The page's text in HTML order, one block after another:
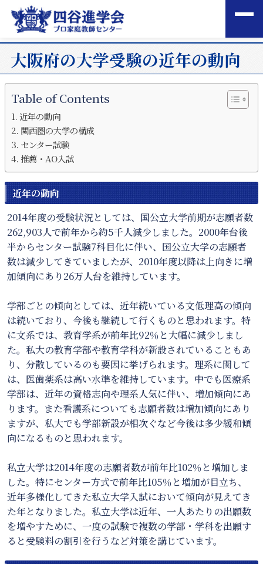
大阪府の大学受験の近年の動向
Table of Contents
近年の動向
関西圏の大学の構成
センター試験
推薦・AO入試
近年の動向
2014年度の受験状況としては、国公立大学前期が志願者数
262,903人で前年から約5千人減少しました。2000年台後
半からセンター試験7科目化に伴い、国公立大学の志願者
数は減少してきていましたが、2010年度以降は上向きに増
加傾向にあり26万人台を維持しています。
学部ごとの傾向としては、近年続いている文低理高の傾向
は続いており、今後も継続して行くものと思われます。特
に文系では、教育学系が前年比92％と大幅に減少しまし
た。私大の教育学部や教育学科が新設されていることもあ
り、分散しているのも要因に挙げられます。理系に関して
は、医歯薬系は高い水準を維持しています。中でも医療系
学部は、近年の資格志向や理系人気に伴い、増加傾向にあ
ります。また看護系についても志願者数は増加傾向にあり
ますが、私大でも学部新設が相次ぐなど今後は多少緩和傾
向になるものと思われます。
私立大学は2014年度の志願者数が前年比102％と増加しま
した。特にセンター方式で前年比105％と増加が目立ち、
近年多様化してきた私立大学入試において傾向が見えてき
た年となりました。私立大学は近年、一人あたりの出願数
を増やすために、一度の試験で複数の学部・学科を出願す
ると受験料の割引を行うなど対策を講じています。